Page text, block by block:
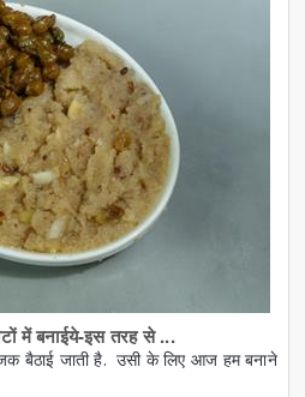
में बनाईये-इस तरह से ...
बैठाई जाती है. उसी के लिए आज हम बनाने